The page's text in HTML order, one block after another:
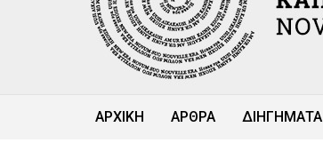
ΑΡΧΙΚΗ ΑΡΘΡΑ ΔΙΗΓΗΜΑΤΑ